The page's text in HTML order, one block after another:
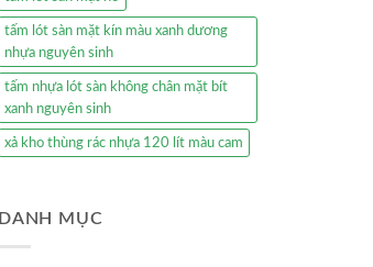
tấm lót sàn mặt kín màu xanh dương
nhựa nguyên sinh
tấm nhựa lót sàn không chân mặt bít
xanh nguyên sinh
xả kho thùng rác nhựa 120 lít màu cam
DANH MỤC